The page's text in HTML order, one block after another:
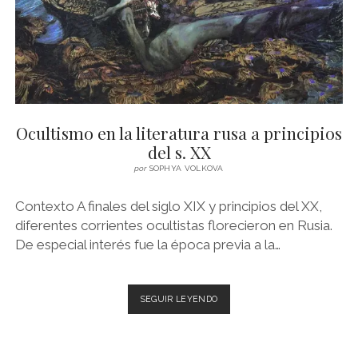
Ocultismo en la literatura rusa a principios
del s. XX
porSOPHYA VOLKOVA
Contexto A finales del siglo XIX y principios del XX,
diferentes corrientes ocultistas florecieron en Rusia.
De especial interés fue la época previa a la…
SEGUIR LEYENDOOCULTISMO
EN